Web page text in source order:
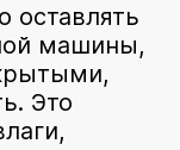
оставлять
машины,
Это